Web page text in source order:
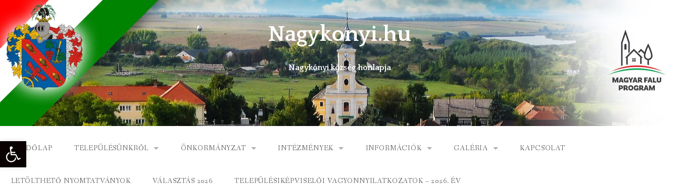
Eszköztár megnyitása
content
Nagykonyi.hu
Nagykónyi község honlapja
KEZDŐLAP TELEPÜLÉSÜNKRŐL
NAGYKÓNYI TÖRTÉNETE
ÖNKORMÁNYZAT
NAGYKÓNYI KÖZSÉG ÖNKORMÁNYZATA
INTÉZMÉNYEK
MŰVELŐDÉSI HÁZ
INFORMÁCIÓK
E-ÜGYINTÉZÉS
GALÉRIA
ESEMÉNYEK
KAPCSOLAT
LETÖLTHETŐ NYOMTATVÁNYOK VÁLASZTÁS 2026 TELEPÜLÉSIKÉPVISELŐI VAGYONNYILATKOZATOK – 2026. ÉV